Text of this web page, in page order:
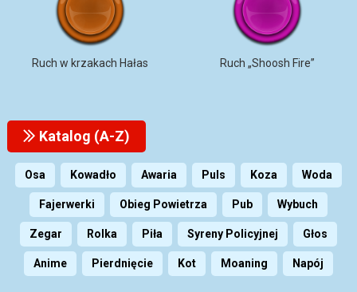
Ruch w krzakach Hałas Ruch „Shoosh Fire”
Katalog (A-Z)
Osa Kowadło Awaria Puls Koza Woda
Fajerwerki Obieg Powietrza Pub Wybuch
Zegar Rolka Piła Syreny Policyjnej Głos
Anime Pierdnięcie Kot Moaning Napój